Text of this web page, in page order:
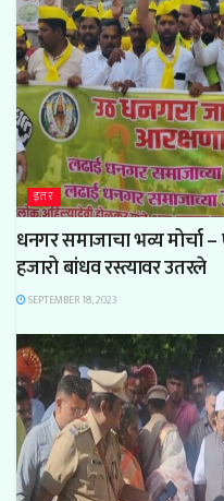
इतर
धनगर समाजाचा भव्य मोर्चा
हजारो बांधव रस्त्यावर उतरले
SEPTEMBER 18, 2023